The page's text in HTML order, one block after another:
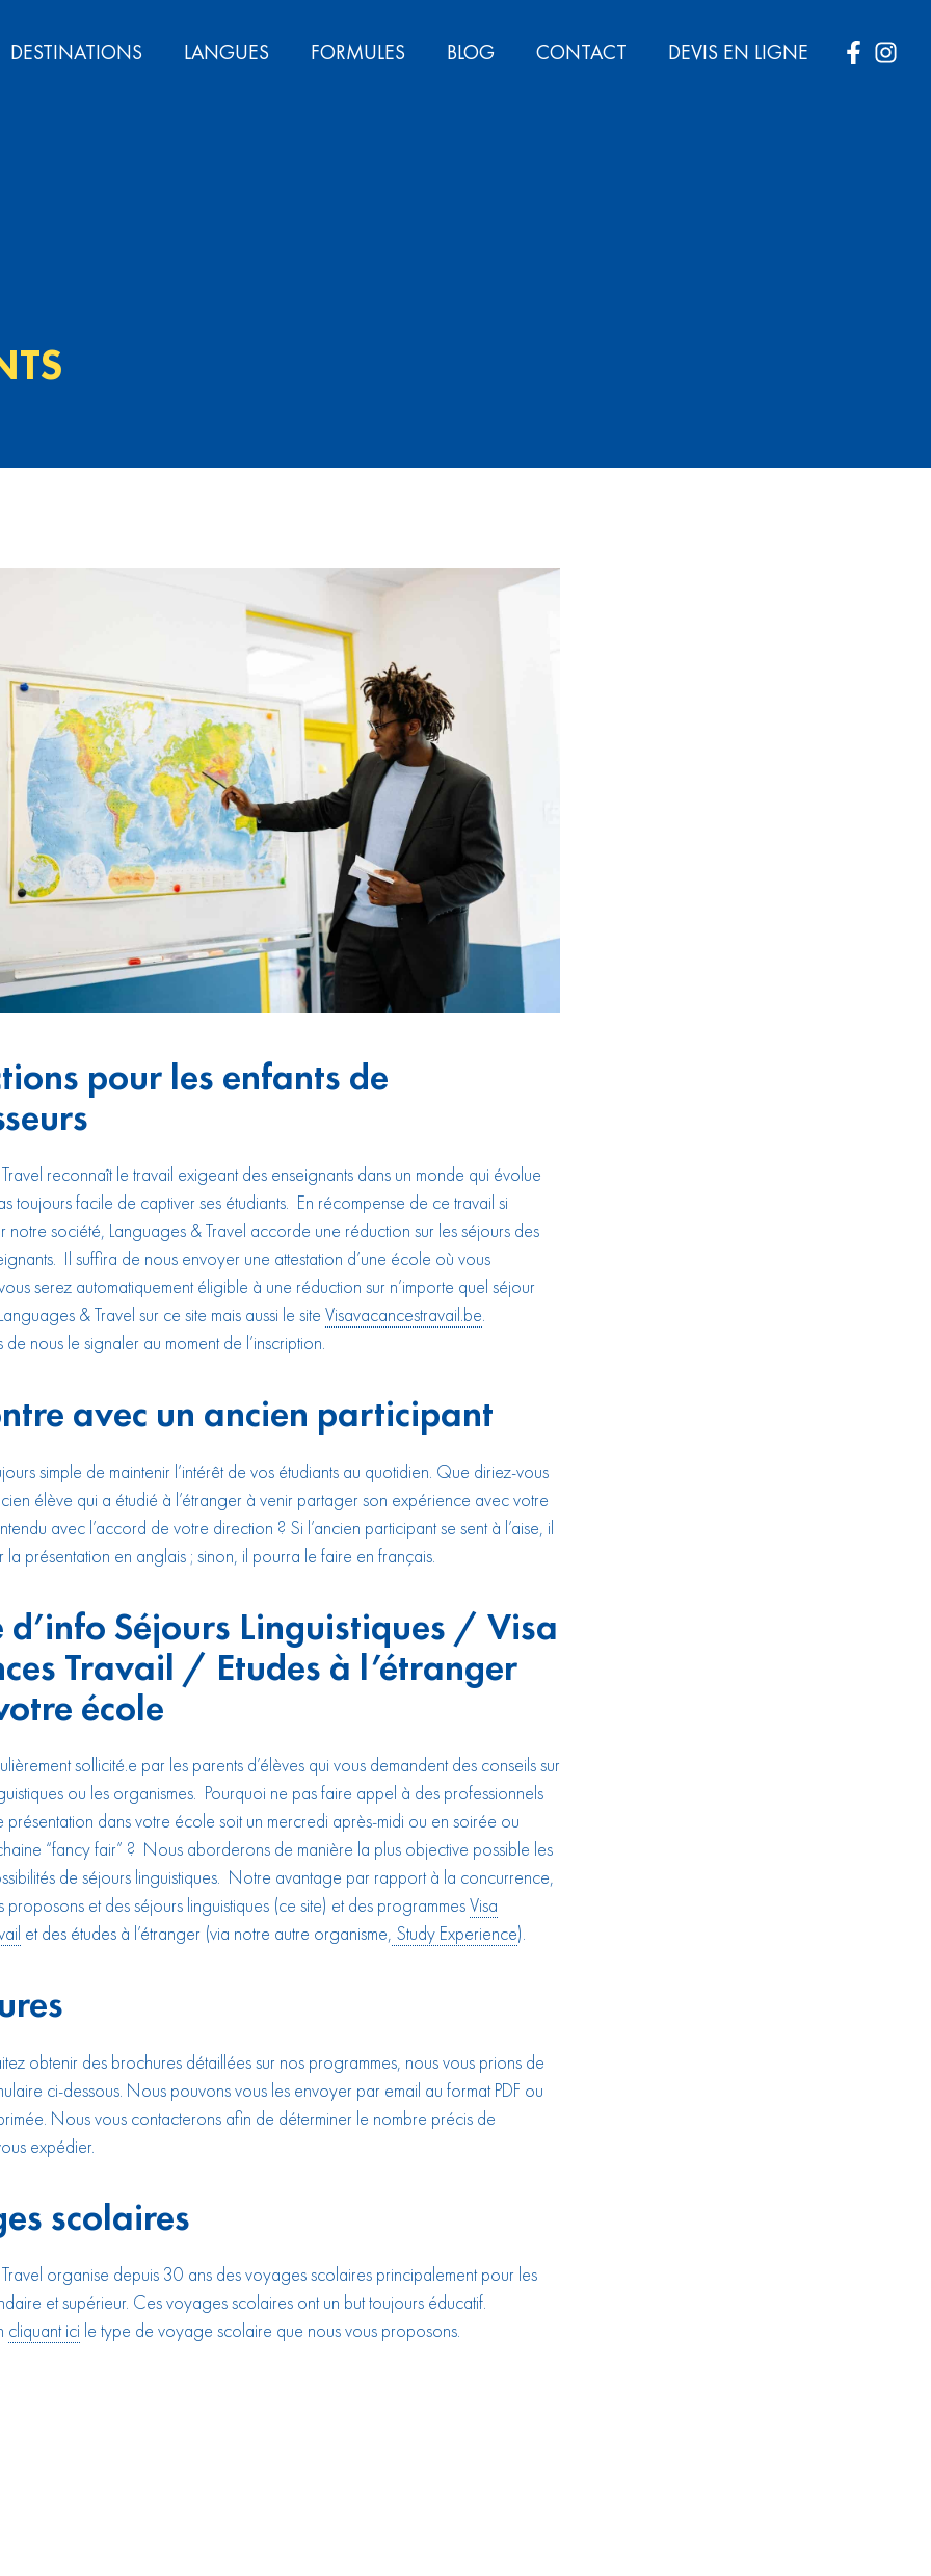
DESTINATIONS LANGUES FORMULES BLOG CONTACT DEVIS EN LIGNE
pour les enfants de
reconnaît le travail exigeant des enseignants dans un monde qui évolue
toujours facile de captiver ses étudiants. En récompense de ce travail si
notre société, Languages & Travel accorde une réduction sur les séjours des
Il suffira de nous envoyer une attestation d’une école où vous
serez automatiquement éligible à une réduction sur n’importe quel séjour
& Travel sur ce site mais aussi le site Visavacancestravail.be.
de nous le signaler au moment de l’inscription.
avec un ancien participant
simple de maintenir l’intérêt de vos étudiants au quotidien. Que diriez-vous
élève qui a étudié à l’étranger à venir partager son expérience avec votre
avec l’accord de votre direction ? Si l’ancien participant se sent à l’aise, il
la présentation en anglais ; sinon, il pourra le faire en français.
d’info Séjours Linguistiques / Visa
Travail / Etudes à l’étranger
école
sollicité.e par les parents d’élèves qui vous demandent des conseils sur
ou les organismes. Pourquoi ne pas faire appel à des professionnels
présentation dans votre école soit un mercredi après-midi ou en soirée ou
“fancy fair” ? Nous aborderons de manière la plus objective possible les
de séjours linguistiques. Notre avantage par rapport à la concurrence,
proposons et des séjours linguistiques (ce site) et des programmesVisa
et des études à l’étranger (via notre autre organisme, Study Experience).
obtenir des brochures détaillées sur nos programmes, nous vous prions de
ci-dessous. Nous pouvons vous les envoyer par email au format PDF ou
Nous vous contacterons afin de déterminer le nombre précis de
expédier.
scolaires
organise depuis 30 ans des voyages scolaires principalement pour les
et supérieur. Ces voyages scolaires ont un but toujours éducatif.
cliquant ici le type de voyage scolaire que nous vous proposons.